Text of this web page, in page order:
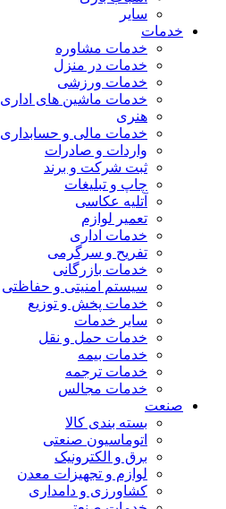
سایر
خدمات
خدمات مشاوره
خدمات در منزل
خدمات ورزشی
خدمات ماشین های اداری
هنری
خدمات مالی و حسابداری
واردات و صادرات
ثبت شرکت و برند
چاپ و تبلیغات
آتلیه عکاسی
تعمیر لوازم
خدمات اداری
تفریح و سرگرمی
خدمات بازرگانی
سیستم امنیتی و حفاظتی
خدمات پخش و توزیع
سایر خدمات
خدمات حمل و نقل
خدمات بیمه
خدمات ترجمه
خدمات مجالس
صنعت
بسته بندی کالا
اتوماسیون صنعتی
برق و الکترونیک
لوازم و تجهیزات معدن
کشاورزی و دامداری